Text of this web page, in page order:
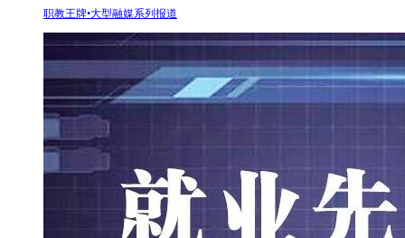
职教王牌•大型融媒系列报道